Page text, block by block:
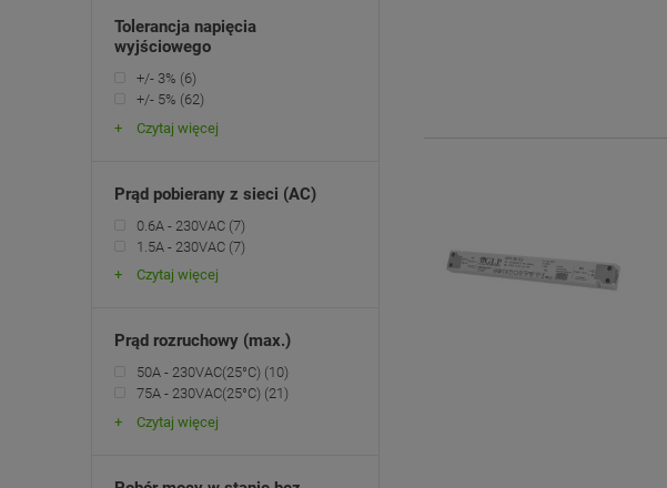
Tolerancja napięcia
wyjściowego
+/- 3% (6)
+/- 5% (62)
Czytaj więcej
Prąd pobierany z sieci (AC)
0.6A - 230VAC (7)
1.5A - 230VAC (7)
Czytaj więcej
Prąd rozruchowy (max.)
50A - 230VAC(25°C) (10)
75A - 230VAC(25°C) (21)
Czytaj więcej